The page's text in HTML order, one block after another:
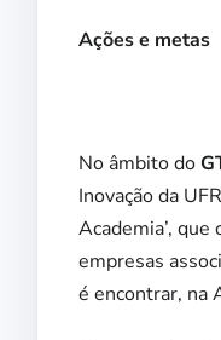
Ações e metas
No âmbito do
Inovação da
Academia’,
empresas
é encontrar, na